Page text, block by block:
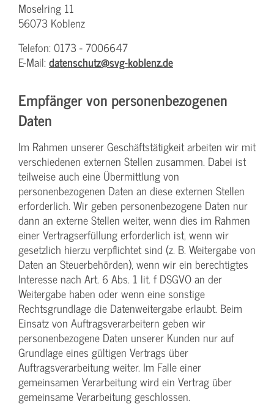
Moselring 11
56073 Koblenz
Telefon: 0173 - 7006647
E-Mail: datenschutz@svg-koblenz.de
Empfänger von personenbezogenen
Daten
Im Rahmen unserer Geschäftstätigkeit arbeiten wir mit
verschiedenen externen Stellen zusammen. Dabei ist
teilweise auch eine Übermittlung von
personenbezogenen Daten an diese externen Stellen
erforderlich. Wir geben personenbezogene Daten nur
dann an externe Stellen weiter, wenn dies im Rahmen
einer Vertragserfüllung erforderlich ist, wenn wir
gesetzlich hierzu verpflichtet sind (z. B. Weitergabe von
Daten an Steuerbehörden), wenn wir ein berechtigtes
Interesse nach Art. 6 Abs. 1 lit. f DSGVO an der
Weitergabe haben oder wenn eine sonstige
Rechtsgrundlage die Datenweitergabe erlaubt. Beim
Einsatz von Auftragsverarbeitern geben wir
personenbezogene Daten unserer Kunden nur auf
Grundlage eines gültigen Vertrags über
Auftragsverarbeitung weiter. Im Falle einer
gemeinsamen Verarbeitung wird ein Vertrag über
gemeinsame Verarbeitung geschlossen.